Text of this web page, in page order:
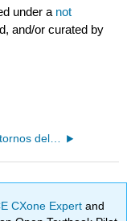
under a not
and/or curated by
CXone Expertand